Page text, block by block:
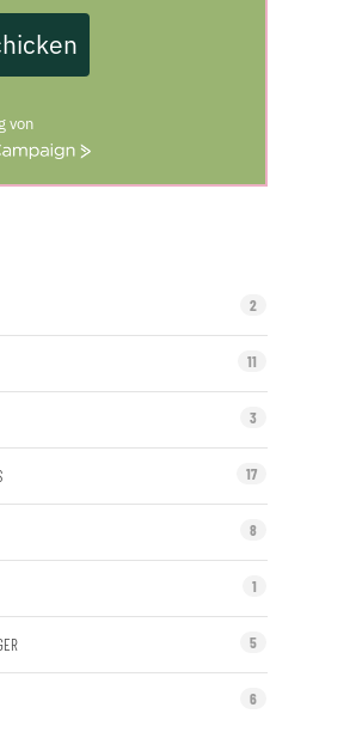
von
2
11
3
17
8
1
5
6